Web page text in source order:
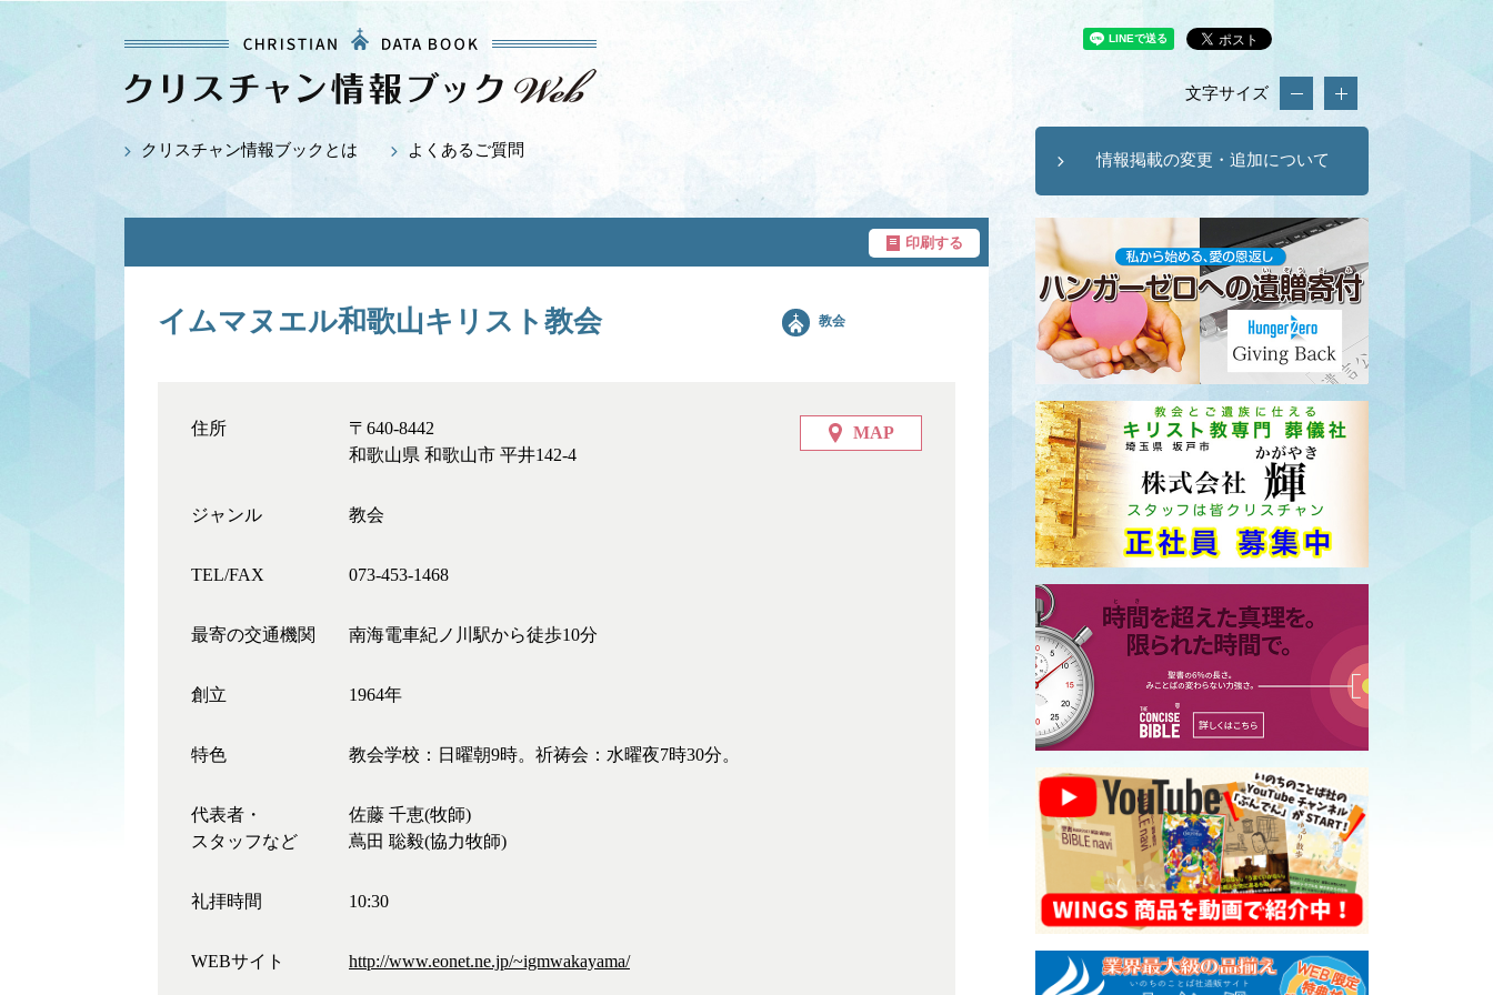
文字サイズ
情報掲載の変更・追加について
クリスチャン情報ブックとは よくあるご質問
印刷する
教会
イムマヌエル和歌山キリスト教会
住所 MAP
〒640-8442
和歌山県 和歌山市 平井142-4
ジャンル 教会
TEL/FAX 073-453-1468
最寄の交通機関 南海電車紀ノ川駅から徒歩10分
創立 1964年
特色 教会学校：日曜朝9時。祈祷会：水曜夜7時30分。
代表者・
スタッフなど
佐藤 千恵(牧師)
蔦田 聡毅(協力牧師)
礼拝時間 10:30
WEBサイト http://www.eonet.ne.jp/~igmwakayama/